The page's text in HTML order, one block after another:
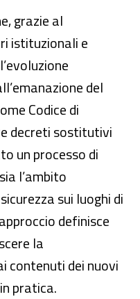
grazie al
istituzionali e
del
Codice di
decreti sostitutivi
un processo di
l’ambito
sui luoghi di
definisce
la
contenuti dei nuovi
pratica.